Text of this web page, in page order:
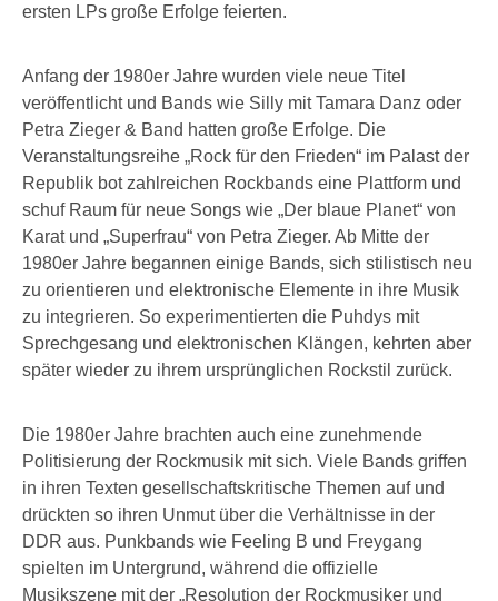
ersten LPs große Erfolge feierten.
Anfang der 1980er Jahre wurden viele neue Titel
veröffentlicht und Bands wie Silly mit Tamara Danz oder
Petra Zieger & Band hatten große Erfolge. Die
Veranstaltungsreihe „Rock für den Frieden“ im Palast der
Republik bot zahlreichen Rockbands eine Plattform und
schuf Raum für neue Songs wie „Der blaue Planet“ von
Karat und „Superfrau“ von Petra Zieger. Ab Mitte der
1980er Jahre begannen einige Bands, sich stilistisch neu
zu orientieren und elektronische Elemente in ihre Musik
zu integrieren. So experimentierten die Puhdys mit
Sprechgesang und elektronischen Klängen, kehrten aber
später wieder zu ihrem ursprünglichen Rockstil zurück.
Die 1980er Jahre brachten auch eine zunehmende
Politisierung der Rockmusik mit sich. Viele Bands griffen
in ihren Texten gesellschaftskritische Themen auf und
drückten so ihren Unmut über die Verhältnisse in der
DDR aus. Punkbands wie Feeling B und Freygang
spielten im Untergrund, während die offizielle
Musikszene mit der „Resolution der Rockmusiker und